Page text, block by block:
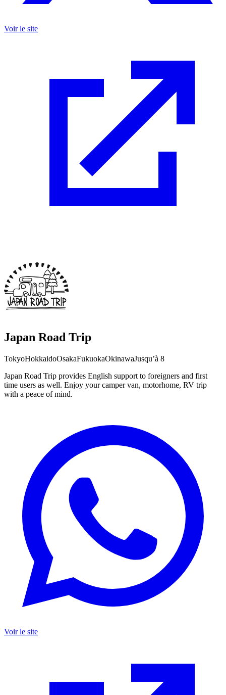
Voir le site
Japan Road Trip
TokyoHokkaidoOsakaFukuokaOkinawaJusqu’à 8
Japan Road Trip provides English support to foreigners and first
time users as well. Enjoy your camper van, motorhome, RV trip
with a peace of mind.
Voir le site